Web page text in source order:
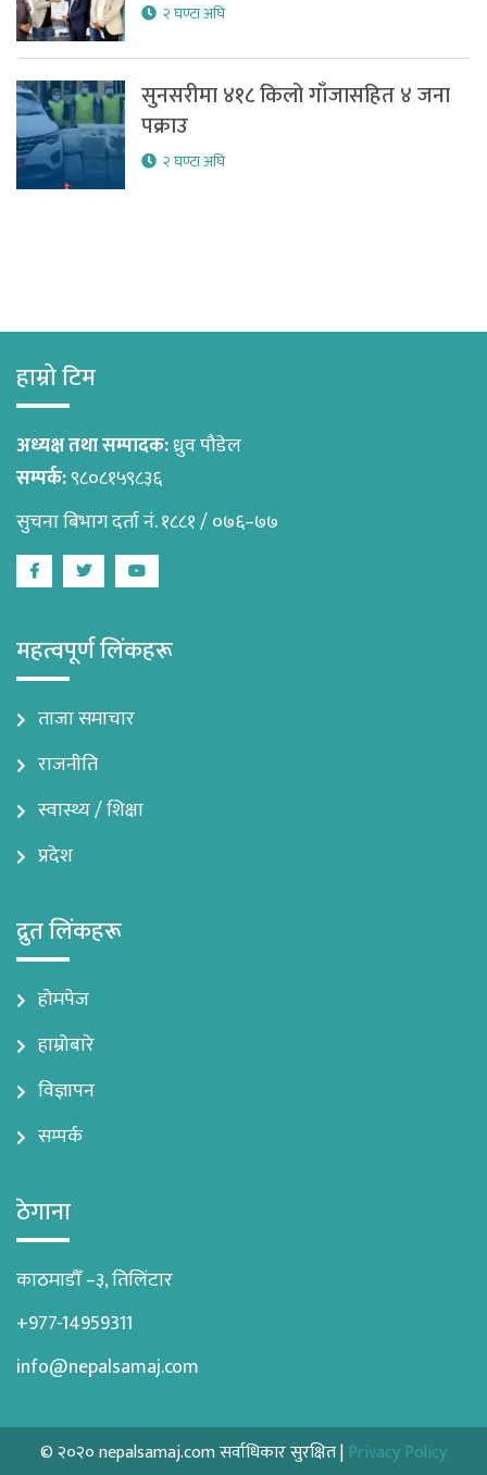
२ घण्टा अघि
सुनसरीमा ४१८ किलो गाँजासहित ४ जना
पक्राउ
२ घण्टा अघि
हाम्रो टिम
अध्यक्ष तथा सम्पादक:ध्रुव पौडेल
सम्पर्क:९८०८१५९८३६
सुचना बिभाग दर्ता नं. १८८१ / ०७६–७७
FacebookTwitterYoutube
महत्वपूर्ण लिंकहरू
ताजा समाचार
राजनीति
स्वास्थ्य / शिक्षा
प्रदेश
द्रुत लिंकहरू
होमपेज
हाम्रोबारे
विज्ञापन
सम्पर्क
ठेगाना
काठमाडौँ –३, तिलिंटार
+977-14959311
info@nepalsamaj.com
© २०२० nepalsamaj.com सर्वाधिकार सुरक्षित | Privacy Policy